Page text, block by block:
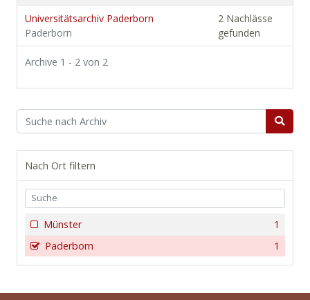
Universitätsarchiv Paderborn
Paderborn
2 Nachlässe
gefunden
Archive 1 - 2 von 2
Nach Ort filtern
1
Münster
1
Paderborn